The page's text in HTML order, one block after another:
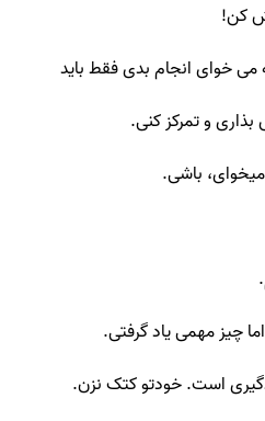
کن!
می خوای انجام بدی فقط باید
و تمرکز کنی.
باشی.
چیز مهمی یاد گرفتی.
است. خودتو کتک نزن.